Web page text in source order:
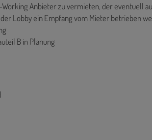
Working Anbieter zu vermieten, der eventuell
Lobby ein Empfang vom Mieter betrieben
B in Planung